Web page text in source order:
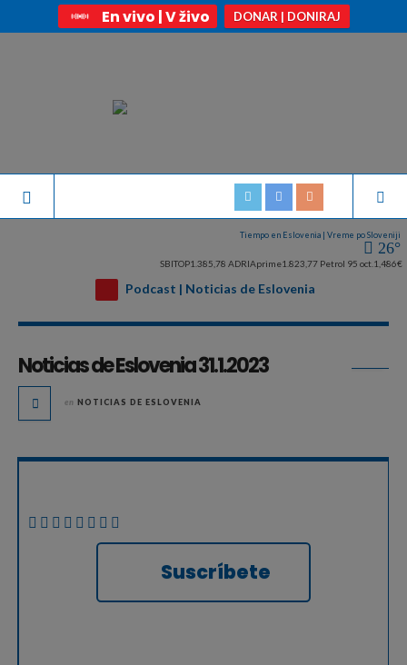
En vivo | V živo DONAR | DONIRAJ
Tiempo en Eslovenia | Vreme po Sloveniji
26°
SBITOP1.385,78 ADRIAprime1.823,77 Petrol 95 oct. 1,486€
Podcast | Noticias de Eslovenia
Noticias de Eslovenia 31.1.2023
en NOTICIAS DE ESLOVENIA
Suscríbete